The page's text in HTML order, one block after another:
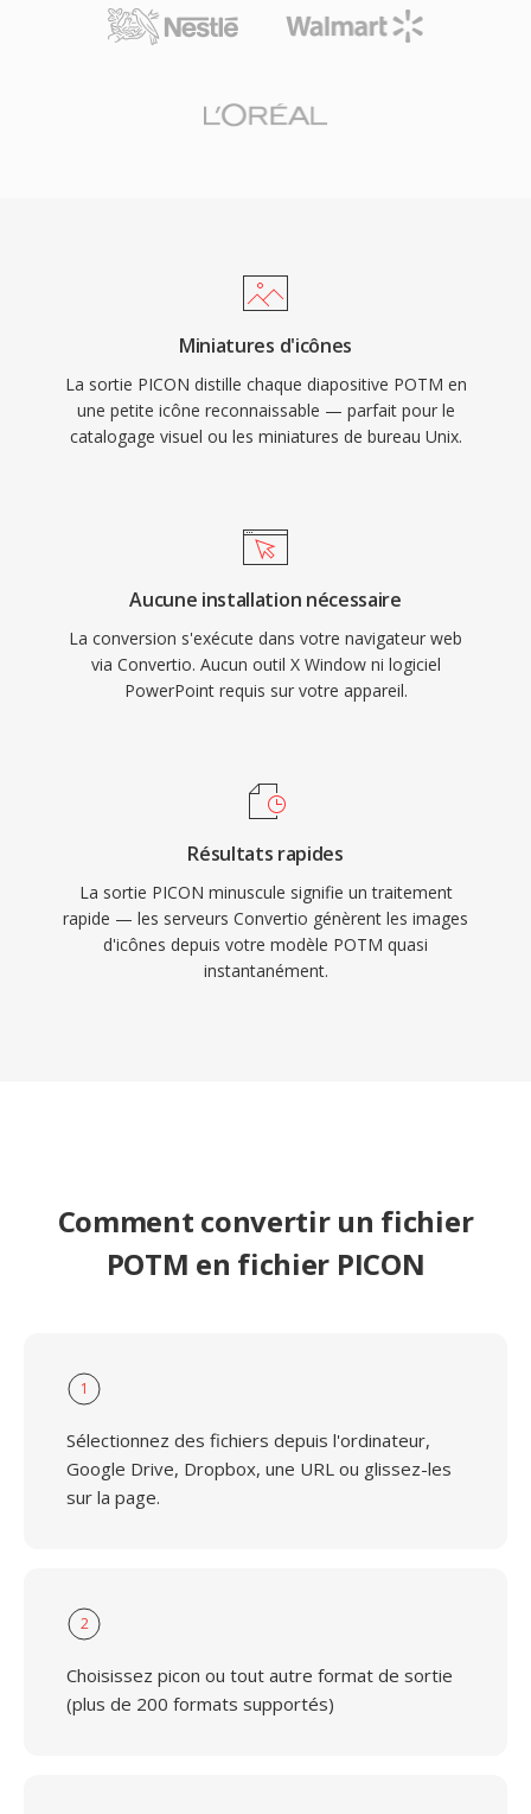
Miniatures d'icônes
La sortie PICON distille chaque diapositive POTM en
une petite icône reconnaissable — parfait pour le
catalogage visuel ou les miniatures de bureau Unix.
Aucune installation nécessaire
La conversion s'exécute dans votre navigateur web
via Convertio. Aucun outil X Window ni logiciel
PowerPoint requis sur votre appareil.
Résultats rapides
La sortie PICON minuscule signifie un traitement
rapide — les serveurs Convertio génèrent les images
d'icônes depuis votre modèle POTM quasi
instantanément.
Comment convertir un fichier
POTM en fichier PICON
1
Sélectionnez des fichiers depuis l'ordinateur,
Google Drive, Dropbox, une URL ou glissez-les
sur la page.
2
Choisissez picon ou tout autre format de sortie
(plus de 200 formats supportés)